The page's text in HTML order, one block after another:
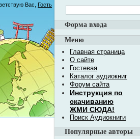
Вас Гость
Форма входа
Меню
Главная страница
О сайте
Гостевая
Каталог аудиокниг
Форум сайта
Инструкция по
скачиванию
ЖМИ СЮДА!
Поиск Аудиокниги
Популярные авторы